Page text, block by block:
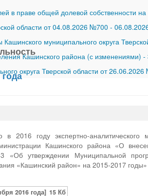
в праве общей долевой собственности на
области от 04.08.2026 №700 -
муниципального округа
Кашинского района (с изменениями) -
округа Тверской области от
в 2016 году экспертно-
Кашинского района «О
утверждении Муниципальной
«Кашинский район» на 2015-2017 годы»
2016 года] 15 Кб